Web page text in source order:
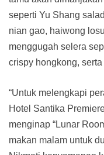
seperti Yu Shang
nian gao, haiwong
menggugah selera
crispy hongkong,
“Untuk melengkapi
Hotel Santika
menginap “Lunar
makan malam untuk